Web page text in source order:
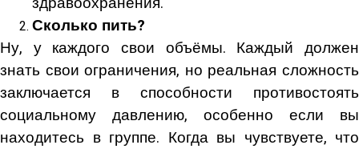
Сколько пить?
Ну, у каждого свои объёмы. Каждый должен
знать свои ограничения, но реальная сложность
заключается в способности противостоять
социальному давлению, особенно если вы
находитесь в группе. Когда вы чувствуете, что